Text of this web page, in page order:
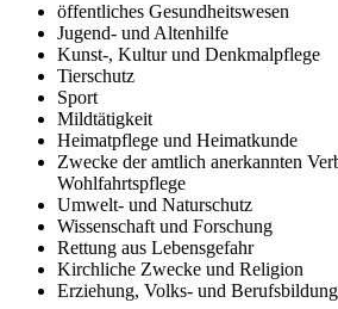
öffentliches Gesundheitswesen
Jugend- und Altenhilfe
Kunst-, Kultur und Denkmalpflege
Tierschutz
Sport
Mildtätigkeit
Heimatpflege und Heimatkunde
Zwecke der amtlich anerkannten
Wohlfahrtspflege
Umwelt- und Naturschutz
Wissenschaft und Forschung
Rettung aus Lebensgefahr
Kirchliche Zwecke und Religion
Erziehung, Volks- und Berufsbildung